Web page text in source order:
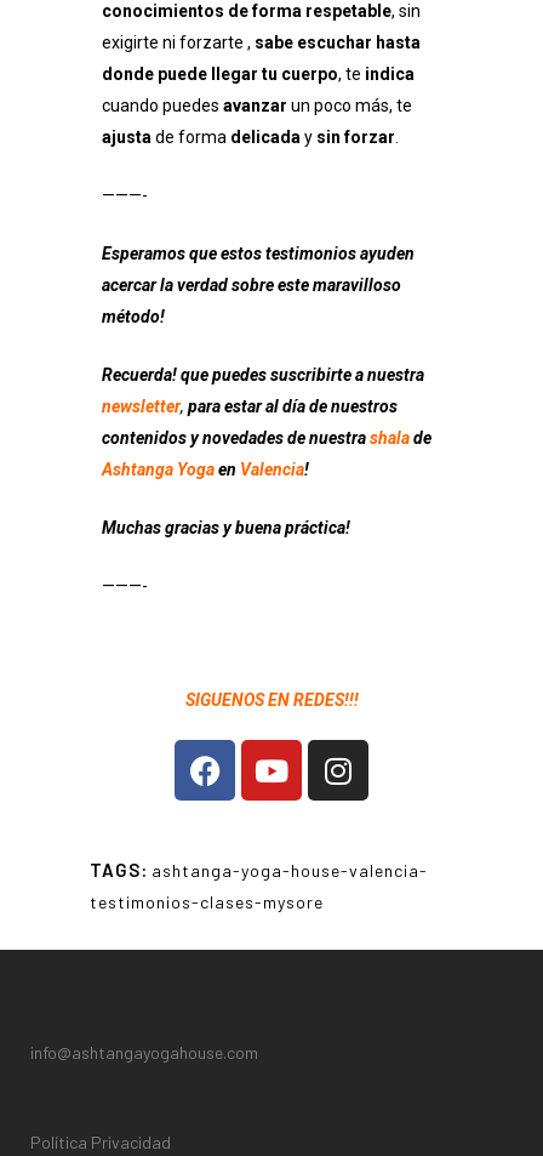
conocimientos de forma respetable, sin
exigirte ni forzarte , sabe escuchar hasta
donde puede llegar tu cuerpo, te indica
cuando puedes avanzar un poco más, te
ajusta de forma delicada y sin forzar
———-
Esperamos que estos testimonios ayuden
acercar la verdad sobre este maravilloso
método!
Recuerda! que puedes suscribirte a nuestra
newsletter, para estar al día de nuestros
contenidos y novedades de nuestrashalade
Ashtanga Yogaen Valencia!
Muchas gracias y buena práctica!
———-
SIGUENOS EN REDES!!!
TAGS: ashtanga-yoga-house-valencia-
testimonios-clases-mysore
info@ashtangayogahouse.com
Política Privacidad